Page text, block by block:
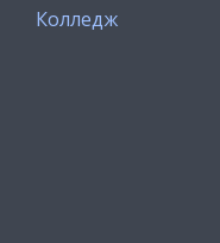
Колледж